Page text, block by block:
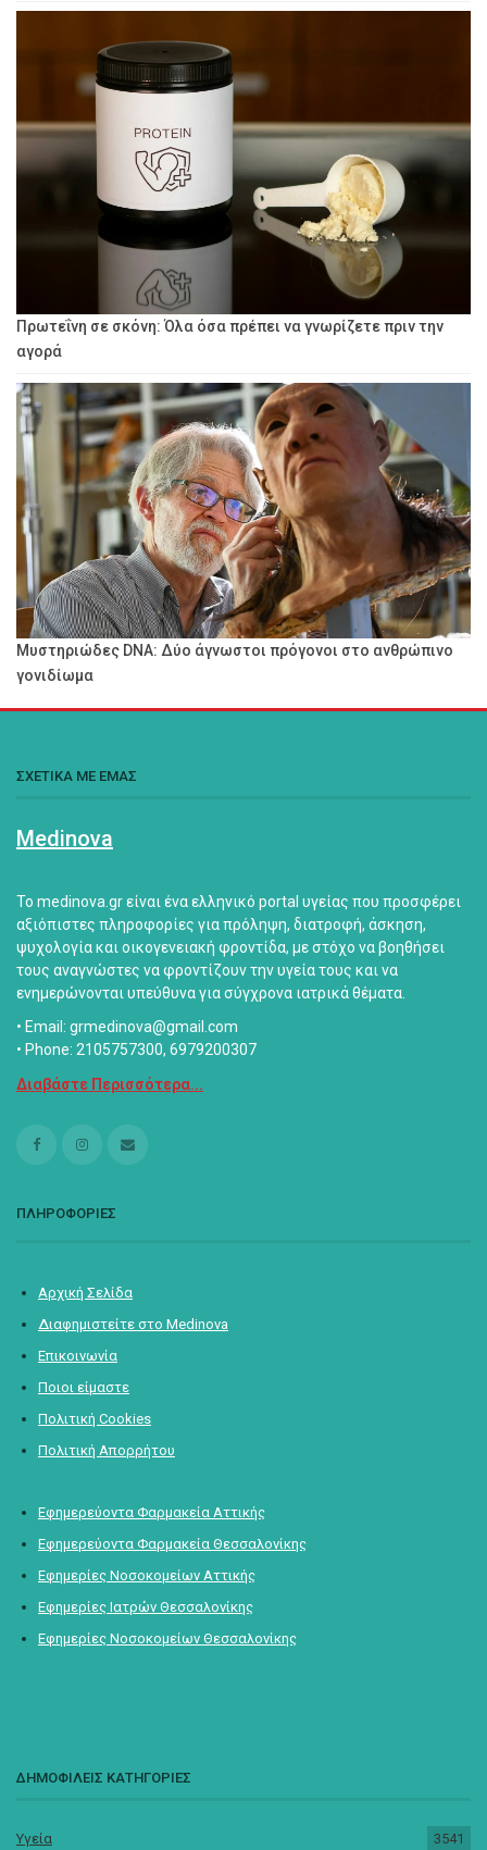
Πρωτεΐνη σε σκόνη: Όλα όσα πρέπει να γνωρίζετε πριν την
αγορά
Μυστηριώδες DNA: Δύο άγνωστοι πρόγονοι στο ανθρώπινο
γονιδίωμα
ΣΧΕΤΙΚΑ ΜΕ ΕΜΑΣ
Medinova
Το medinova.gr είναι ένα ελληνικό portal υγείας που προσφέρει
αξιόπιστες πληροφορίες για πρόληψη, διατροφή, άσκηση,
ψυχολογία και οικογενειακή φροντίδα, με στόχο να βοηθήσει
τους αναγνώστες να φροντίζουν την υγεία τους και να
ενημερώνονται υπεύθυνα για σύγχρονα ιατρικά θέματα.
• Email: grmedinova@gmail.com
• Phone: 2105757300, 6979200307
Διαβάστε Περισσότερα...
ΠΛΗΡΟΦΟΡΙΕΣ
Αρχική Σελίδα
Διαφημιστείτε στο Medinova
Επικοινωνία
Ποιοι είμαστε
Πολιτική Cookies
Πολιτική Απορρήτου
Εφημερεύοντα Φαρμακεία Αττικής
Εφημερεύοντα Φαρμακεία Θεσσαλονίκης
Εφημερίες Νοσοκομείων Αττικής
Εφημερίες Ιατρών Θεσσαλονίκης
Εφημερίες Νοσοκομείων Θεσσαλονίκης
ΔΗΜΟΦΙΛΕΙΣ ΚΑΤΗΓΟΡΙΕΣ
Υγεία 3541